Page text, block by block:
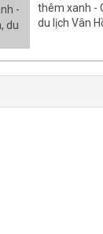
thêm xanh -
du lịch Vân